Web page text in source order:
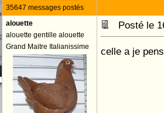
35647 messages postés
alouette
alouette gentille alouette
Grand Maitre Italianissime
Posté le
celle a je